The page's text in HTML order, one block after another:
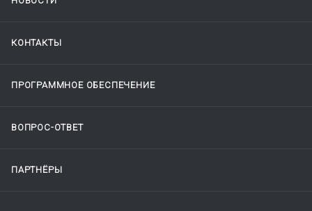
КОНТАКТЫ
ПРОГРАММНОЕ ОБЕСПЕЧЕНИЕ
ВОПРОС-ОТВЕТ
ПАРТНЁРЫ